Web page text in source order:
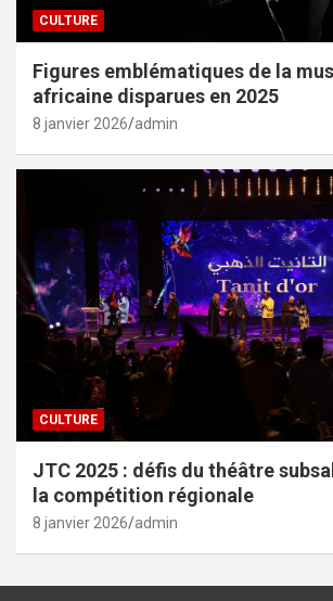
CULTURE
Figures emblématiques de la
africaine disparues en 2025
8 janvier 2026 admin
CULTURE
JTC 2025 : défis du théâtre
la compétition régionale
8 janvier 2026 admin